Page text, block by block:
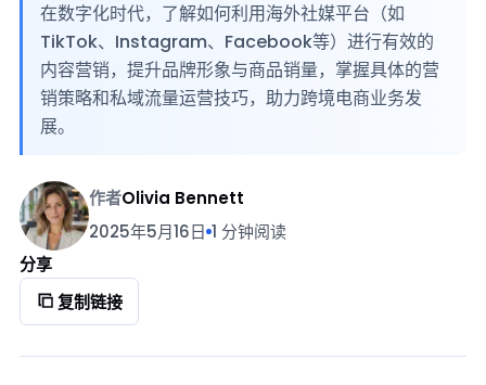
在数字化时代，了解如何利用海外社媒平台（如
TikTok、Instagram、Facebook等）进行有效的
内容营销，提升品牌形象与商品销量，掌握具体的营
销策略和私域流量运营技巧，助力跨境电商业务发
展。
作者Olivia Bennett
2025年5月16日 1 分钟阅读
分享
复制链接